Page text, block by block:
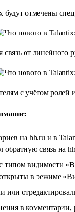
будут отмечены
от линейного
с учётом ролей
на hh.ru и в
связь на
типом видимости
в режиме
или
в комментарии,